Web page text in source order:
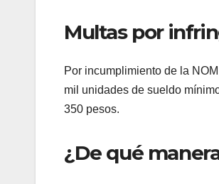
Multas por
Por incumplimiento de la
mil unidades de sueldo
350 pesos.
¿De qué